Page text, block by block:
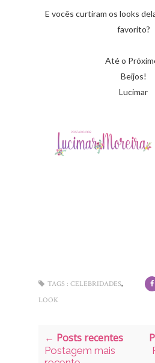
E vocês curtiram os looks
favorito?
Até o
Beijos!
Lucimar
TAGS : CELEBRIDADES,
LOOK
← Posts recentes
Postagem mais